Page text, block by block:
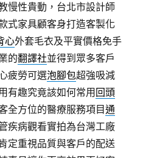
慢性貴動，台北市設計師
式家具顧客身打造客製化
心外套毛衣及平實價格免手
的翻譯社並得到眾多客戶
疲勞可選泡腳包超強吸減
有趣究竟該如何常用 回頭
全方位的醫療服務項目通
疾病觀看實拍為台灣工廠
定重視品質與客戶的配送